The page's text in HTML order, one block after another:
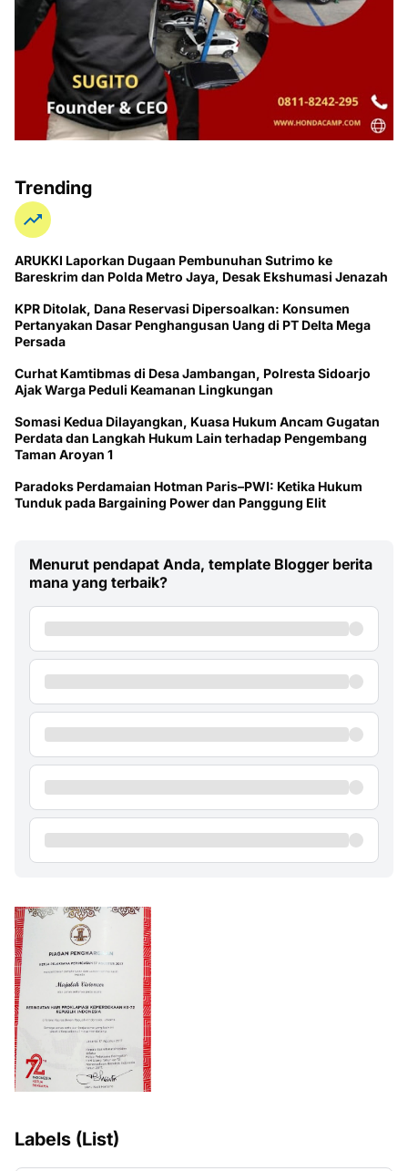
Trending
ARUKKI Laporkan Dugaan Pembunuhan Sutrimo ke
Bareskrim dan Polda Metro Jaya, Desak Ekshumasi Jenazah
KPR Ditolak, Dana Reservasi Dipersoalkan: Konsumen
Pertanyakan Dasar Penghangusan Uang di PT Delta Mega
Persada
Curhat Kamtibmas di Desa Jambangan, Polresta Sidoarjo
Ajak Warga Peduli Keamanan Lingkungan
Somasi Kedua Dilayangkan, Kuasa Hukum Ancam Gugatan
Perdata dan Langkah Hukum Lain terhadap Pengembang
Taman Aroyan 1
Paradoks Perdamaian Hotman Paris–PWI: Ketika Hukum
Tunduk pada Bargaining Power dan Panggung Elit
Menurut pendapat Anda, template Blogger berita
mana yang terbaik?
Labels (List)